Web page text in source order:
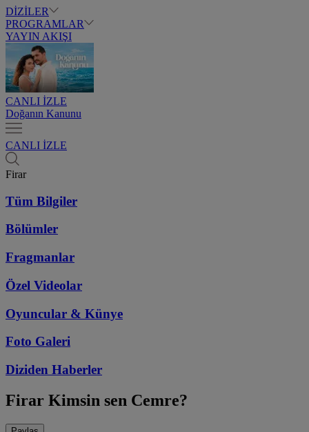
DİZİLER
PROGRAMLAR
YAYIN AKIŞI
CANLI İZLE
Doğanın Kanunu
CANLI İZLE
Firar
Tüm Bilgiler
Bölümler
Fragmanlar
Özel Videolar
Oyuncular & Künye
Foto Galeri
Diziden Haberler
Firar Kimsin sen Cemre?